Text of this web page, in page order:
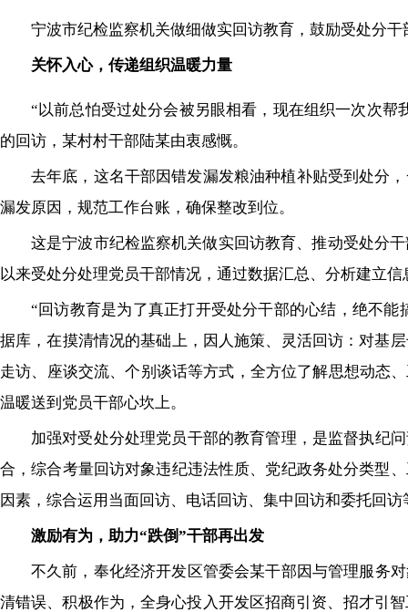
宁波市纪检监察机关做细做实回访教育，鼓励受处分
关怀入心，传递组织温暖力量
“以前总怕受过处分会被另眼相看，现在组织一次次
的回访，某村村干部陆某由衷感慨。
去年底，这名干部因错发漏发粮油种植补贴受到处分
漏发原因，规范工作台账，确保整改到位。
这是宁波市纪检监察机关做实回访教育、推动受处分
以来受处分处理党员干部情况，通过数据汇总、分析建立
“回访教育是为了真正打开受处分干部的心结，绝不
据库，在摸清情况的基础上，因人施策、灵活回访：对基
走访、座谈交流、个别谈话等方式，全方位了解思想动态
温暖送到党员干部心坎上。
加强对受处分处理党员干部的教育管理，是监督执纪
合，综合考量回访对象违纪违法性质、党纪政务处分类型
因素，综合运用当面回访、电话回访、集中回访和委托回
激励有为，助力“跌倒”干部再出发
不久前，奉化经济开发区管委会某干部因与管理服务
清错误、积极作为，全身心投入开发区招商引资、招才引